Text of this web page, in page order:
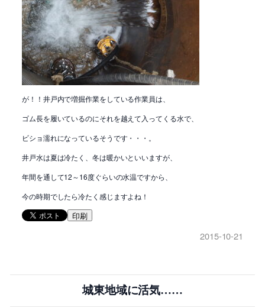
が！！井戸内で増掘作業をしている作業員は、
ゴム長を履いているのにそれを越えて入ってくる水で、
ビショ濡れになっているそうです・・・。
井戸水は夏は冷たく、冬は暖かいといいますが、
年間を通して12～16度ぐらいの水温ですから、
今の時期でしたら冷たく感じますよね！
印刷
2015-10-21
城東地域に活気……